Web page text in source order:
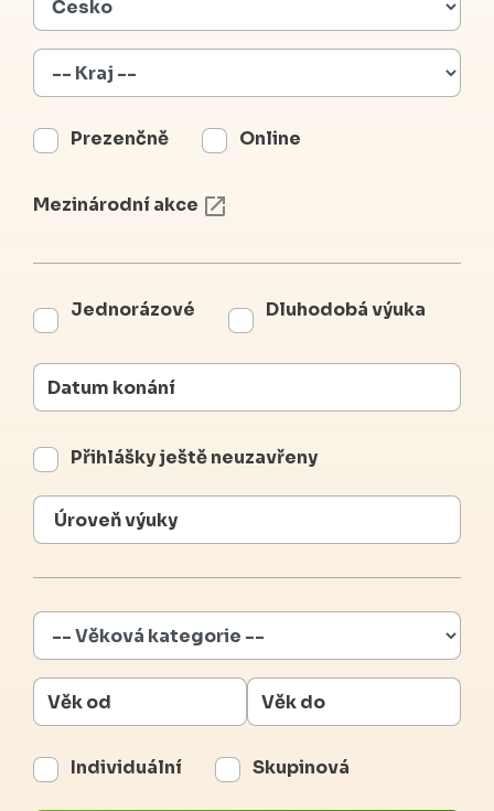
Prezenčně Online
Mezinárodní akce
Jednorázové Dluhodobá výuka
Přihlášky ještě neuzavřeny
Individuální Skupinová